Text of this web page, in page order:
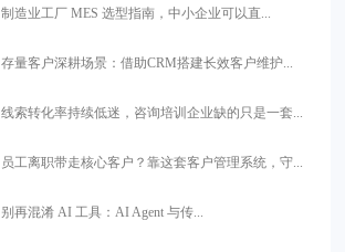
制造业工厂 MES 选型指南，中小企业可以直...
存量客户深耕场景：借助CRM搭建长效客户维护...
线索转化率持续低迷，咨询培训企业缺的只是一套...
员工离职带走核心客户？靠这套客户管理系统，守...
别再混淆 AI 工具：AI Agent 与传...